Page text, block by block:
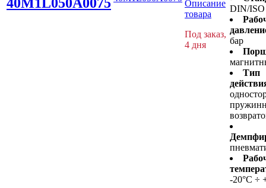
Описание
товара
Под заказ,
4 дня
DIN/ISO
бар
Тип
-20°C ÷